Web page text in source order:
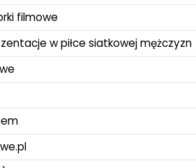
filmowe
w piłce siatkowej mężczyzn